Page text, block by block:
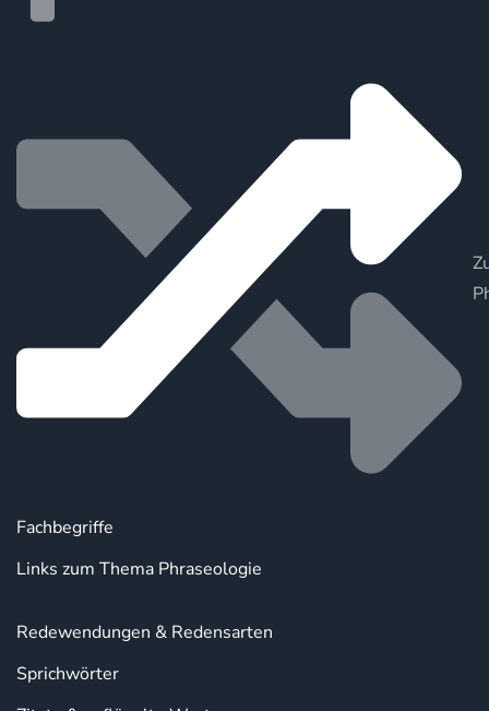
Fachbegriffe
Links zum Thema Phraseologie
Redewendungen & Redensarten
Sprichwörter